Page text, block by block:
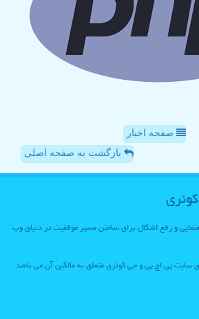
صفحه اخبار
بازگشت به صفحه اصلی
و رفع اشکال برای ساختن مسیر موفقیت در دنیای وب